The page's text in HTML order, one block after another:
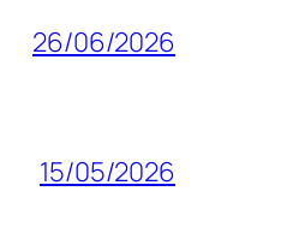
26/06/2026
15/05/2026